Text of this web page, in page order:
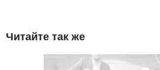
Читайте так же